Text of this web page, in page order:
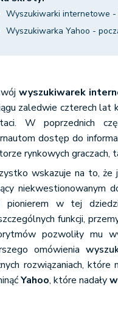
Wyszukiwarki internetowe
Wyszukiwarka Yahoo -
wyszukiwarek
zaledwie czterech lat
W poprzednich
dostęp do
rynkowych graczach,
wskazuje na to, że
niekwestionowanym
pionierem w tej
funkcji,
pozwoliły mu
omówienia
rozwiązaniach,
Yahoo, które nadały